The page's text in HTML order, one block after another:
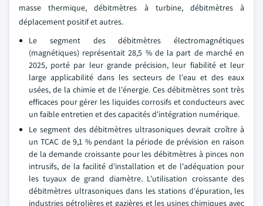
masse thermique, débitmètres à turbine, débitmètres à
déplacement positif et autres.
Le segment des débitmètres électromagnétiques
(magnétiques) représentait 28,5 % de la part de marché en
2025, porté par leur grande précision, leur fiabilité et leur
large applicabilité dans les secteurs de l'eau et des eaux
usées, de la chimie et de l'énergie. Ces débitmètres sont très
efficaces pour gérer les liquides corrosifs et conducteurs avec
un faible entretien et des capacités d'intégration numérique.
Le segment des débitmètres ultrasoniques devrait croître à
un TCAC de 9,1 % pendant la période de prévision en raison
de la demande croissante pour les débitmètres à pinces non
intrusifs, de la facilité d'installation et de l'adéquation pour
les tuyaux de grand diamètre. L'utilisation croissante des
débitmètres ultrasoniques dans les stations d'épuration, les
industries pétrolières et gazières et les usines chimiques avec